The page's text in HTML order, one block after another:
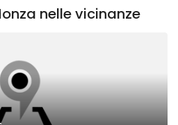
nelle vicinanze